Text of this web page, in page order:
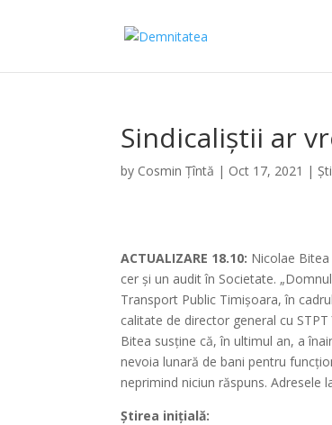
Sindicaliștii ar
by Cosmin Țîntă | Oct 17, 2021 |
ACTUALIZARE 18.10: Nicolae
cer și un audit în Societate.
Transport Public Timișoara, în
calitate de director general cu
Bitea susține că, în ultimul an, a
nevoia lunară de bani pentru
neprimind niciun răspuns.
Știrea inițială: